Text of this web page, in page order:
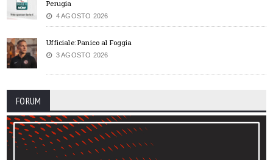
Perugia
4 AGOSTO 2026
Ufficiale: Panico al Foggia
3 AGOSTO 2026
FORUM